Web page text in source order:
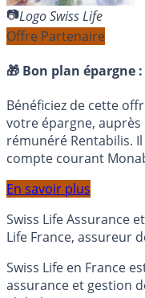
Logo Swiss Life
Offre Partenaire
🎁 Bon plan épargne :
Bénéficiez de cette
votre épargne,
rémunéré Rentabilis. Il
compte courant
En savoir plus
Swiss Life Assurance
Life France, assureur
Swiss Life en France
assurance et gestion